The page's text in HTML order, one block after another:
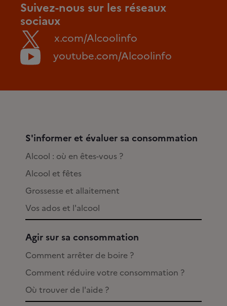
Suivez-nous sur les réseaux
sociaux
x.com/Alcoolinfo
youtube.com/Alcoolinfo
S'informer et évaluer sa consommation
Alcool : où en êtes-vous ?
Alcool et fêtes
Grossesse et allaitement
Vos ados et l'alcool
Agir sur sa consommation
Comment arrêter de boire ?
Comment réduire votre consommation ?
Où trouver de l'aide ?